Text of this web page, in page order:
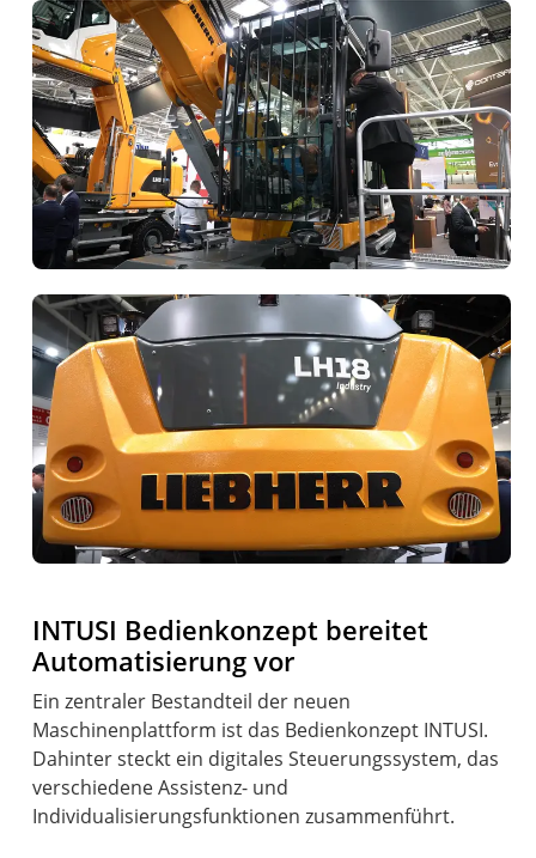
INTUSI Bedienkonzept bereitet
Automatisierung vor
Ein zentraler Bestandteil der neuen
Maschinenplattform ist das Bedienkonzept INTUSI.
Dahinter steckt ein digitales Steuerungssystem, das
verschiedene Assistenz- und
Individualisierungsfunktionen zusammenführt.